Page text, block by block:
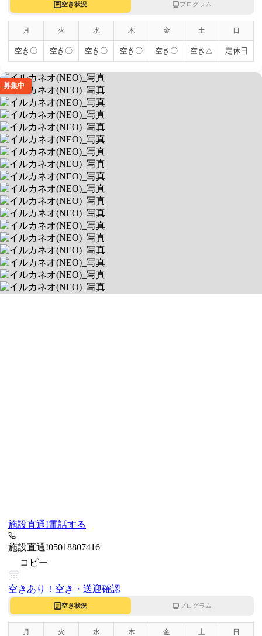
空き状況 プログラム
月 火 水 木 金 土 日
空き〇 空き〇 空き〇 空き〇 空き〇 空き△ 定休日
募集中
イルカネオ(NEO)
キッズピラティス開催＆お出かけ充実
送迎あり 空きあり
平日 9：00～18：00 / 土 9：00～15：00
0030834 北海道札幌市白石区北郷四条４丁目１番５号
送迎対象:
札幌市白石区, 札幌市東区
施設直通!電話する
施設直通!05018807416
コピー
空きあり！ 空き・送迎確認
空き状況 プログラム
月 火 水 木 金 土 日